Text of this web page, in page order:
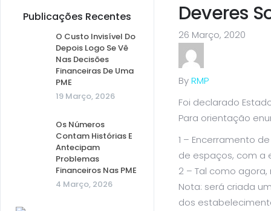
Publicações Recentes
O Custo Invisível Do
Depois Logo Se Vê
Nas Decisões
Financeiras De Uma
PME
19 Março, 2026
Os Números
Contam Histórias E
Antecipam
Problemas
Financeiros Nas PME
4 Março, 2026
Deveres
26 Março, 2020
ByRMP
Foi declarado
Para orientação
1 – Encerramento
de espaços, com a
2 – Tal como
Nota: será criada
dos